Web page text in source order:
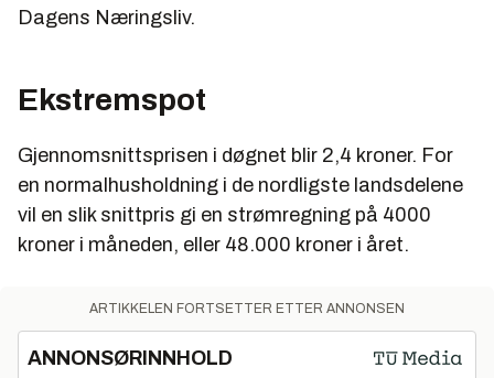
Dagens Næringsliv.
Ekstremspot
Gjennomsnittsprisen i døgnet blir 2,4 kroner. For
en normalhusholdning i de nordligste landsdelene
vil en slik snittpris gi en strømregning på 4000
kroner i måneden, eller 48.000 kroner i året.
ARTIKKELEN FORTSETTER ETTER ANNONSEN
ANNONSØRINNHOLD